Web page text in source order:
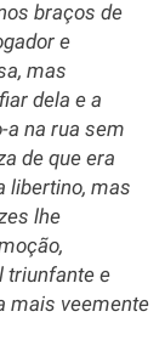
braços de
e
mas
dela e a
a na rua sem
de que era
libertino, mas
lhe
triunfante e
mais veemente